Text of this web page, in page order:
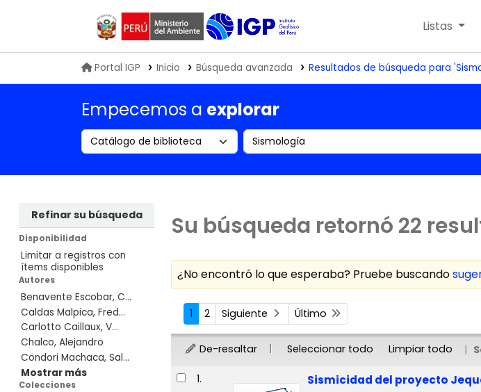
Biblioteca IGP
Listas
Portal IGP Inicio Búsqueda avanzada Resultados de búsqueda para
Empecemos a explorar
Search the catalog by: Buscar en el catálogo por palabra
Refinar su búsqueda
Disponibilidad
Limitar a registros con
ítems disponibles
Autores
Benavente Escobar, C...
Caldas Malpica, Fred...
Carlotto Caillaux, V...
Chalco, Alejandro
Condori Machaca, Sal...
Mostrar más
Colecciones
Su búsqueda retornó 22
¿No encontró lo que esperaba? Pruebe buscando
Ordenar
1 2 Siguiente Último
De-resaltar Seleccionar todo Limpiar todo
Resultados
1. Sismicidad del proyecto